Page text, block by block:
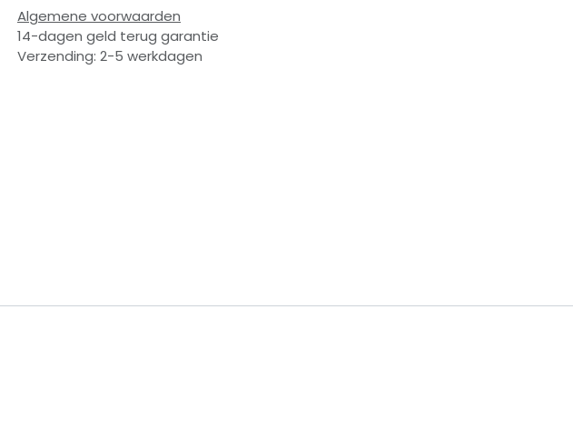
Algemene voorwaarden
14-dagen geld terug garantie
Verzending: 2-5 werkdagen